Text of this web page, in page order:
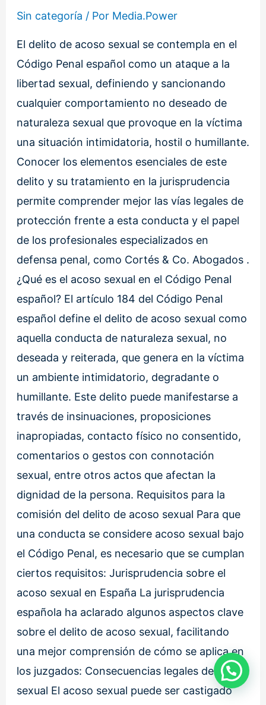
Sin categoría / Por Media.Power
El delito de acoso sexual se contempla en el
Código Penal español como un ataque a la
libertad sexual, definiendo y sancionando
cualquier comportamiento no deseado de
naturaleza sexual que provoque en la víctima
una situación intimidatoria, hostil o humillante.
Conocer los elementos esenciales de este
delito y su tratamiento en la jurisprudencia
permite comprender mejor las vías legales de
protección frente a esta conducta y el papel
de los profesionales especializados en
defensa penal, como Cortés & Co. Abogados .
¿Qué es el acoso sexual en el Código Penal
español? El artículo 184 del Código Penal
español define el delito de acoso sexual como
aquella conducta de naturaleza sexual, no
deseada y reiterada, que genera en la víctima
un ambiente intimidatorio, degradante o
humillante. Este delito puede manifestarse a
través de insinuaciones, proposiciones
inapropiadas, contacto físico no consentido,
comentarios o gestos con connotación
sexual, entre otros actos que afectan la
dignidad de la persona. Requisitos para la
comisión del delito de acoso sexual Para que
una conducta se considere acoso sexual bajo
el Código Penal, es necesario que se cumplan
ciertos requisitos: Jurisprudencia sobre el
acoso sexual en España La jurisprudencia
española ha aclarado algunos aspectos clave
sobre el delito de acoso sexual, facilitando
una mejor comprensión de cómo se aplica en
los juzgados: Consecuencias legales del acoso
sexual El acoso sexual puede ser castigado
💬 ¿Necesitas ayuda? Contáctanos